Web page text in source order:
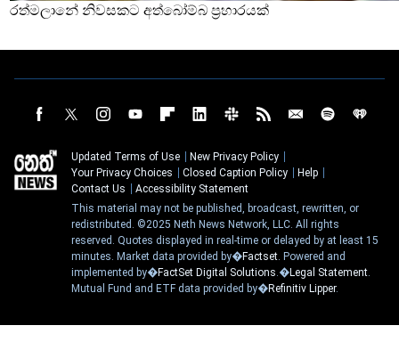
රත්මලානේ නිවසකට අත්බෝම්බ ප්‍රහාරයක්
Updated Terms of Use
New Privacy Policy
Your Privacy Choices
Closed Caption Policy
Help
Contact Us
Accessibility Statement
This material may not be published, broadcast, rewritten, or
redistributed. ©2025 Neth News Network, LLC. All rights
reserved. Quotes displayed in real-time or delayed by at least 15
minutes. Market data provided by�Factset. Powered and
implemented by�FactSet Digital Solutions.�Legal Statement.
Mutual Fund and ETF data provided by�Refinitiv Lipper.